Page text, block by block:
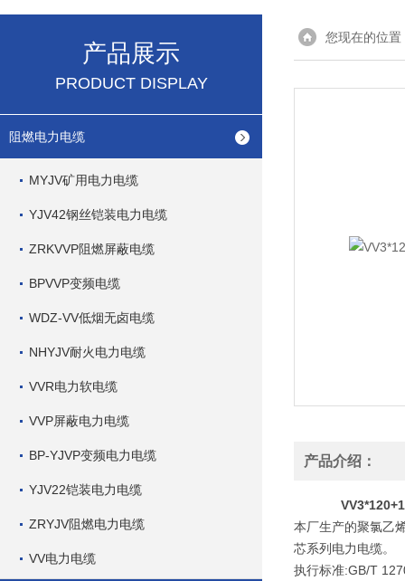
产品展示
PRODUCT DISPLAY
阻燃电力电缆
MYJV矿用电力电缆
YJV42钢丝铠装电力电缆
ZRKVVP阻燃屏蔽电缆
BPVVP变频电缆
WDZ-VV低烟无卤电缆
NHYJV耐火电力电缆
VVR电力软电缆
VVP屏蔽电力电缆
BP-YJVP变频电力电缆
YJV22铠装电力电缆
ZRYJV阻燃电力电缆
VV电力电缆
您现在的位置
产品介绍：
本厂生产的聚氯乙
芯系列电力电缆。
执行标准:GB/T